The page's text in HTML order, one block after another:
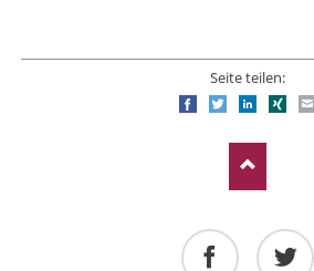
Seite teilen:
FacebookTwitterLinkedIn
Xing